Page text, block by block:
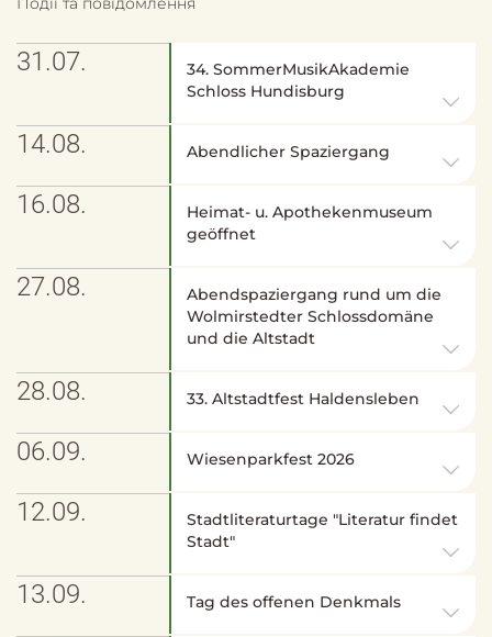
31.07.
34. SommerMusikAkademie
Schloss Hundisburg
14.08. Abendlicher Spaziergang
16.08.
Heimat- u. Apothekenmuseum
geöffnet
27.08.
Abendspaziergang rund um die
Wolmirstedter Schlossdomäne
und die Altstadt
28.08. 33. Altstadtfest Haldensleben
06.09. Wiesenparkfest 2026
12.09.
Stadtliteraturtage "Literatur findet
Stadt"
13.09. Tag des offenen Denkmals